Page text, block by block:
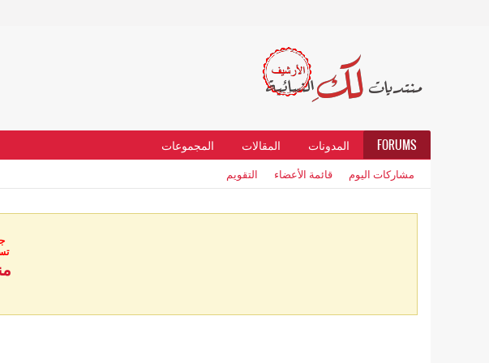
FORUMS المدونات المقالات المجموعات
مشاركات اليوم قائمة الأعضاء التقويم